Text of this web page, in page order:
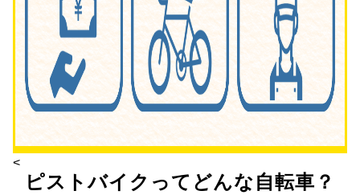
<
ピストバイクってどんな自転車？